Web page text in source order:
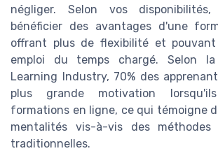
négliger. Selon vos
bénéficier des avantages d'une
offrant plus de flexibilité et
emploi du temps chargé. Selon
Learning Industry, 70% des
plus grande motivation
formations en ligne, ce qui témoigne
mentalités vis-à-vis des méthodes
traditionnelles.